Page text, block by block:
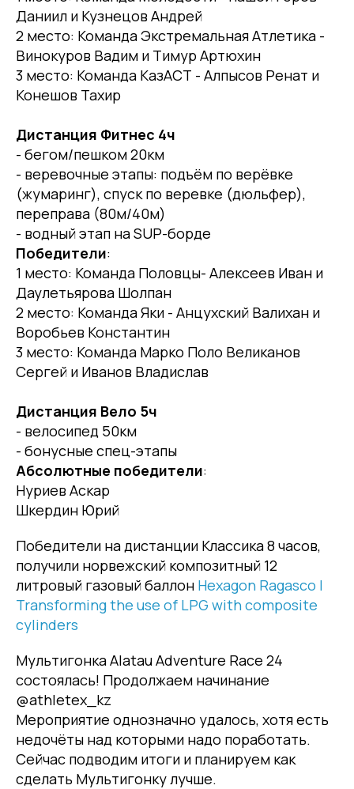
Даниил и Кузнецов Андрей
2 место: Команда Экстремальная Атлетика -
Винокуров Вадим и Тимур Артюхин
3 место: Команда КазАСТ - Алпысов Ренат и
Конешов Тахир
Дистанция Фитнес 4ч
- бегом/пешком 20км
- веревочные этапы: подъём по верёвке
(жумаринг), спуск по веревке (дюльфер),
переправа (80м/40м)
- водный этап на SUP-борде
Победители:
1 место: Команда Половцы- Алексеев Иван и
Даулетьярова Шолпан
2 место: Команда Яки - Анцухский Валихан и
Воробьев Константин
3 место: Команда Марко Поло Великанов
Сергей и Иванов Владислав
Дистанция Вело 5ч
- велосипед 50км
- бонусные спец-этапы
Абсолютные победители:
Нуриев Аскар
Шкердин Юрий
Победители на дистанции Классика 8 часов,
получили норвежский композитный 12
литровый газовый баллон Hexagon Ragasco |
Transforming the use of LPG with composite
cylinders
Мультигонка Alatau Adventure Race 24
состоялась! Продолжаем начинание
@athletex_kz
Мероприятие однозначно удалось, хотя есть
недочёты над которыми надо поработать.
Сейчас подводим итоги и планируем как
сделать Мультигонку лучше.